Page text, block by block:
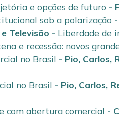
e opções de futuro -
sob a polarização -
Televisão - Liberdade de
e recessão: novos
no Brasil - Pio, Carlos,
no Brasil - Pio, Carlos,
com abertura comercial -